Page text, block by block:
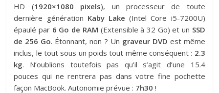
HD (1920×1080 pixels), un processeur de toute
dernière génération Kaby Lake (Intel Core i5-7200U)
épaulé par 6 Go de RAM (Extensible à 32 Go) et un SSD
de 256 Go. Étonnant, non ? Un graveur DVD est même
inclus, le tout sous un poids tout même conséquent : 2.3
kg. N’oublions toutefois pas qu’il s’agit d’une 15.4
pouces qui ne rentrera pas dans votre fine pochette
façon MacBook. Autonomie prévue : 7h30 !